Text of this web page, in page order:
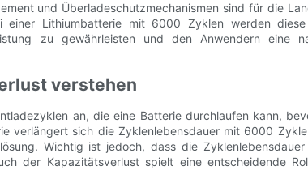
und Überladeschutzmechanismen sind für die
einer Lithiumbatterie mit 6000 Zyklen werden diese
zu gewährleisten und den Anwendern eine
verstehen
an, die eine Batterie durchlaufen kann,
verlängert sich die Zyklenlebensdauer mit 6000
Wichtig ist jedoch, dass die
der Kapazitätsverlust spielt eine entscheidende